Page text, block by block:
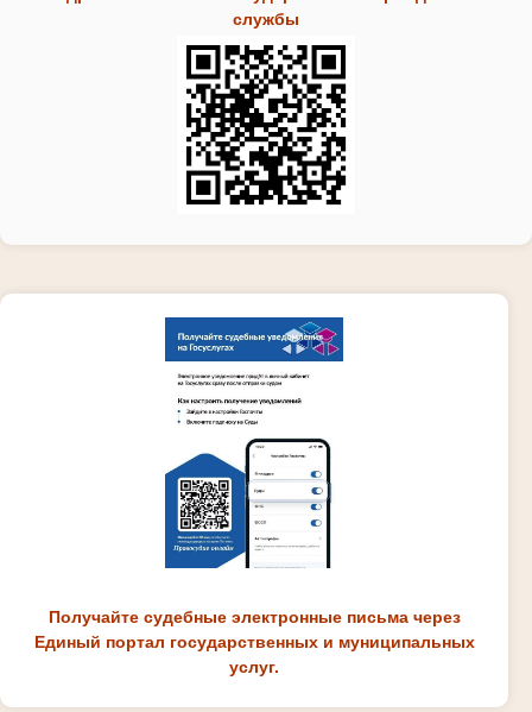
службы
Получайте судебные электронные письма через
Единый портал государственных и муниципальных
услуг.